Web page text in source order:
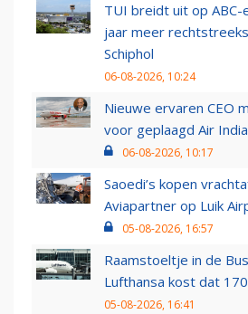
TUI breidt uit op ABC-
jaar meer
Schiphol
06-08-2026, 10:24
Nieuwe ervaren CEO
voor geplaagd Air India
06-08-2026, 10:17
Saoedi’s kopen
Aviapartner op Luik
05-08-2026, 16:57
Raamstoeltje in de
Lufthansa kost dat
05-08-2026, 16:41